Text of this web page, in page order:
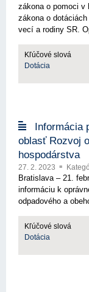
zákona o pomoci v
zákona o
vecí a rodiny SR.
Kľúčové slová
Dotácia
Informácia
oblasť Rozvoj
hospodárstva
27. 2. 2023
Bratislava – 21.
informáciu k
odpadového a
Kľúčové slová
Dotácia